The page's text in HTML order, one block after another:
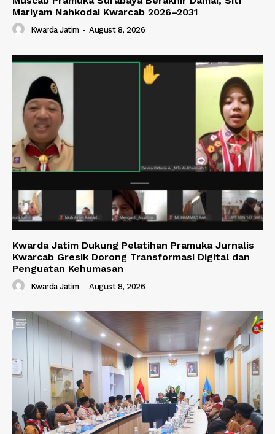
Mariyam Nahkodai Kwarcab 2026–2031
Kwarda Jatim - August 8, 2026
Kwarda Jatim Dukung Pelatihan Pramuka Jurnalis
Kwarcab Gresik Dorong Transformasi Digital dan
Penguatan Kehumasan
Kwarda Jatim - August 8, 2026